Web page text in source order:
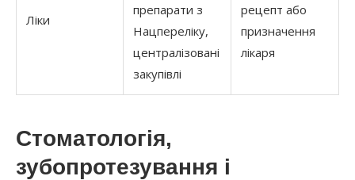
Ліки
препарати з
Нацпереліку,
централізовані
закупівлі
рецепт або
призначення
лікаря
Стоматологія,
зубопротезування і